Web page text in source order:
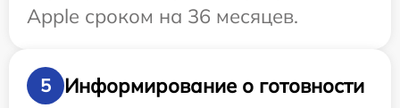
Apple сроком на 36 месяцев.
5
Информирование о готовности